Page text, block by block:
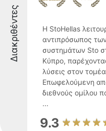
Διακριθέντες
Η StoHellas
αντιπρόσωπος
συστημάτων Sto
Κύπρο,
λύσεις στον
Επωφελούμενη
διεθνούς ομίλου
...
9.3